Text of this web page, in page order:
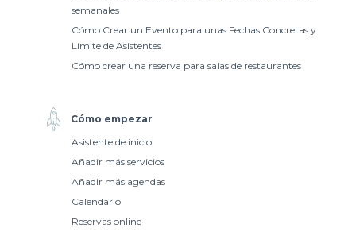
semanales
Cómo Crear un Evento para unas Fechas Concretas y
Límite de Asistentes
Cómo crear una reserva para salas de restaurantes
Cómo empezar
Asistente de inicio
Añadir más servicios
Añadir más agendas
Calendario
Reservas online